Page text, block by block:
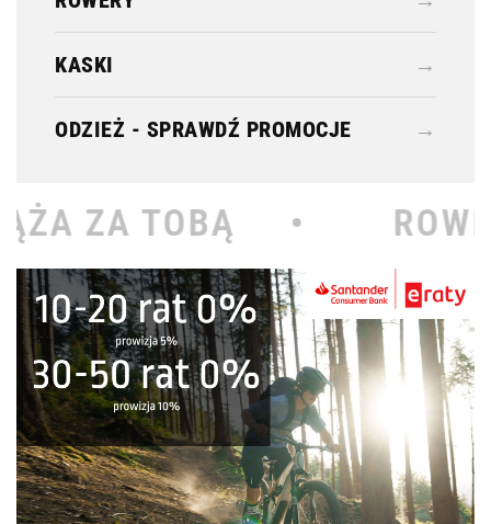
KASKI →
ODZIEŻ - SPRAWDŹ PROMOCJE →
• ROWEROWY